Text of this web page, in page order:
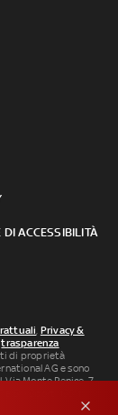
ACCESSIBILITÀ
, Privacy &
trasparenza
di proprietà
AG e sono
Monte Penice, 7 -
SkySport: ISSN